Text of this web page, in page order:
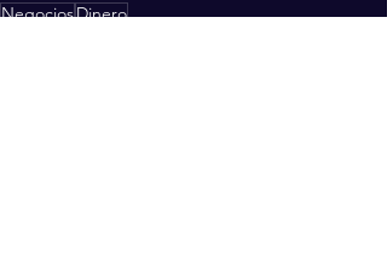
NegociosDinero